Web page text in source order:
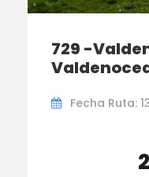
729 -
Fecha Ruta: